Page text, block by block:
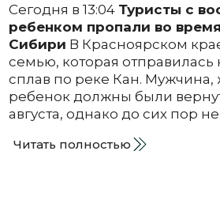
Сегодня в 13:04 Туристы с
ребенком пропали во
Сибири В Красноярском
семью, которая отправилась
сплав по реке Кан.
ребенок должны были
августа, однако до сих пор
Читать полностью